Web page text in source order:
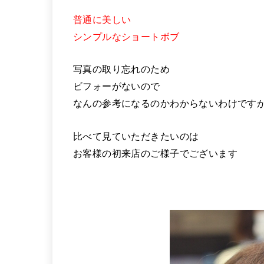
普通に美しい
シンプルなショートボブ
写真の取り忘れのため
ビフォーがないので
なんの参考になるのかわからないわけです
比べて見ていただきたいのは
お客様の初来店のご様子でございます